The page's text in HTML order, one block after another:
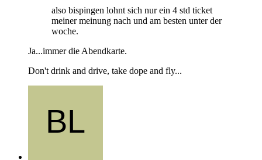
also bispingen lohnt sich nur ein 4 std ticket
meiner meinung nach und am besten unter der
woche.
Ja...immer die Abendkarte.
Don't drink and drive, take dope and fly...